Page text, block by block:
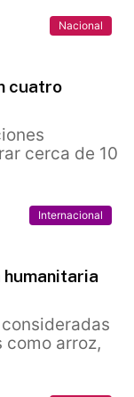
Nacional
cuatro
cerca de 10
Internacional
humanitaria
arroz,